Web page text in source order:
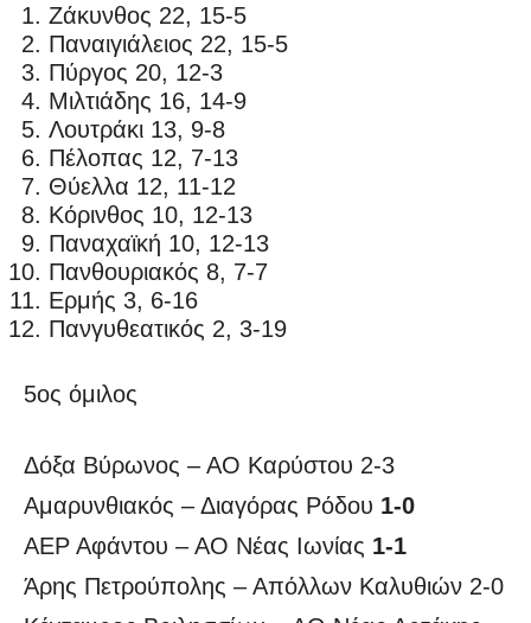
Ζάκυνθος 22, 15-5
Παναιγιάλειος 22, 15-5
Πύργος 20, 12-3
Μιλτιάδης 16, 14-9
Λουτράκι 13, 9-8
Πέλοπας 12, 7-13
Θύελλα 12, 11-12
Κόρινθος 10, 12-13
Παναχαϊκή 10, 12-13
Πανθουριακός 8, 7-7
Ερμής 3, 6-16
Πανγυθεατικός 2, 3-19
5ος όμιλος
Δόξα Βύρωνος – ΑΟ Καρύστου 2-3
Αμαρυνθιακός – Διαγόρας Ρόδου 1-0
ΑΕΡ Αφάντου – ΑΟ Νέας Ιωνίας 1-1
Άρης Πετρούπολης – Απόλλων Καλυθιών 2-0